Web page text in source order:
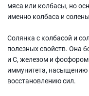
мяса или колбасы, но
именно колбаса и
Солянка с колбасой и
полезных свойств. Она
и С, железом и
иммунитета, насыщению
восстановлению сил.